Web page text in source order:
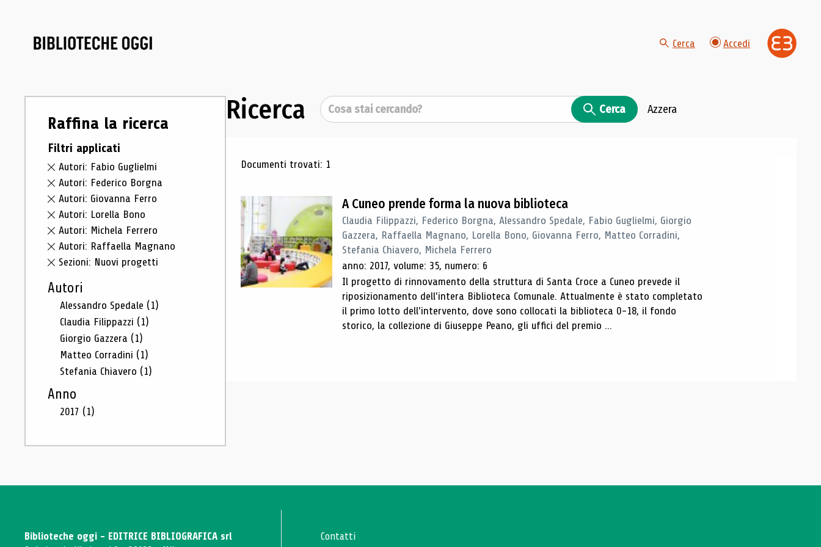
Cerca Accedi
Raffina la ricerca
Filtri applicati
Autori: Fabio Guglielmi
Autori: Federico Borgna
Autori: Giovanna Ferro
Autori: Lorella Bono
Autori: Michela Ferrero
Autori: Raffaella Magnano
Sezioni: Nuovi progetti
Autori
Alessandro Spedale (1)
Claudia Filippazzi (1)
Giorgio Gazzera (1)
Matteo Corradini (1)
Stefania Chiavero (1)
Anno
2017 (1)
Ricerca Cerca Cerca Azzera
Risultati di ricerca
Documenti trovati: 1
A Cuneo prende forma la nuova biblioteca
Claudia Filippazzi, Federico Borgna, Alessandro Spedale, Fabio Guglielmi, Giorgio
Gazzera, Raffaella Magnano, Lorella Bono, Giovanna Ferro, Matteo Corradini,
Stefania Chiavero, Michela Ferrero
anno: 2017, volume: 35, numero: 6
Il progetto di rinnovamento della struttura di Santa Croce a Cuneo prevede il
riposizionamento dell'intera Biblioteca Comunale. Attualmente è stato completato
il primo lotto dell'intervento, dove sono collocati la biblioteca 0-18, il fondo
storico, la collezione di Giuseppe Peano, gli uffici del premio ...
Biblioteche oggi - EDITRICE BIBLIOGRAFICA srl
Contatti